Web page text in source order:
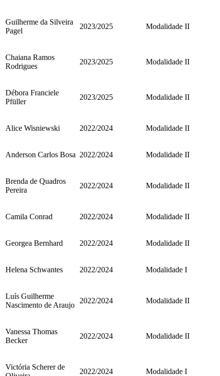
Guilherme da Silveira
Pagel
2023/2025 Modalidade II
Chaiana Ramos
Rodrigues
2023/2025 Modalidade II
Débora Franciele
Pfüller
2023/2025 Modalidade II
Alice Wisniewski 2022/2024 Modalidade II
Anderson Carlos Bosa 2022/2024 Modalidade II
Brenda de Quadros
Pereira
2022/2024 Modalidade II
Camila Conrad 2022/2024 Modalidade II
Georgea Bernhard 2022/2024 Modalidade II
Helena Schwantes 2022/2024 Modalidade I
Luís Guilherme
Nascimento de Araujo
2022/2024 Modalidade II
Vanessa Thomas
Becker
2022/2024 Modalidade II
Victória Scherer de
2022/2024 Modalidade I